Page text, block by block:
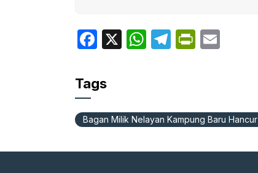
F
c
e
b
o
X
W
A
p
T
a
P
ie
dl
Tags
Bagan Milik Nelayan Kampung Baru Hancur